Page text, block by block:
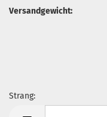
Versandgewicht:
Strang: